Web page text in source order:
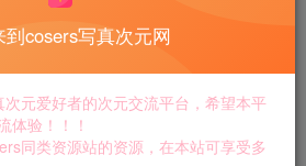
妹呀星也叫澜想来杯珍珠奶茶，名
部，风韵有味，作品不少很有想
目录在预览图下面
到cosers写真次元网
元爱好者的次元交流平台，希望本平
体验！！！
同类资源站的资源，在本站可享受多